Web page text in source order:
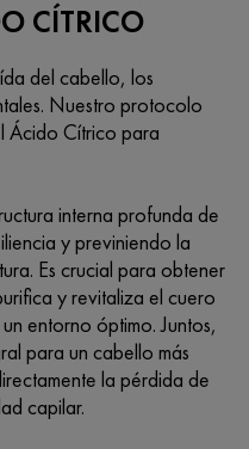
CÍTRICO
del cabello, los
Nuestro protocolo
Ácido Cítrico para
interna profunda de
y previniendo la
Es crucial para obtener
y revitaliza el cuero
entorno óptimo. Juntos,
para un cabello más
la pérdida de
capilar.